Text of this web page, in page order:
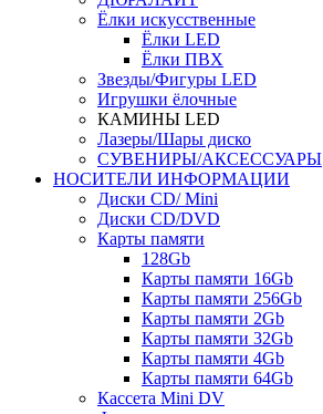
Ёлки искусственные
Ёлки LED
Ёлки ПВХ
Звезды/Фигуры LED
Игрушки ёлочные
КАМИНЫ LED
Лазеры/Шары диско
СУВЕНИРЫ/АКСЕССУАРЫ
НОСИТЕЛИ ИНФОРМАЦИИ
Диски CD/ Mini
Диски CD/DVD
Карты памяти
128Gb
Карты памяти 16Gb
Карты памяти 256Gb
Карты памяти 2Gb
Карты памяти 32Gb
Карты памяти 4Gb
Карты памяти 64Gb
Кассета Mini DV